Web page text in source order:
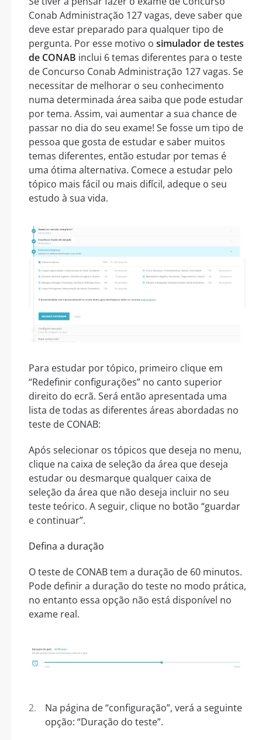
Conab Administração 127 vagas, deve saber que
deve estar preparado para qualquer tipo de
pergunta. Por esse motivo o simulador de testes
de CONAB inclui 6 temas diferentes para o teste
de Concurso Conab Administração 127 vagas. Se
necessitar de melhorar o seu conhecimento
numa determinada área saiba que pode estudar
por tema. Assim, vai aumentar a sua chance de
passar no dia do seu exame! Se fosse um tipo de
pessoa que gosta de estudar e saber muitos
temas diferentes, então estudar por temas é
uma ótima alternativa. Comece a estudar pelo
tópico mais fácil ou mais difícil, adeque o seu
estudo à sua vida.
Para estudar por tópico, primeiro clique em
“Redefinir configurações” no canto superior
direito do ecrã. Será então apresentada uma
lista de todas as diferentes áreas abordadas no
teste de CONAB:
Após selecionar os tópicos que deseja no menu,
clique na caixa de seleção da área que deseja
estudar ou desmarque qualquer caixa de
seleção da área que não deseja incluir no seu
teste teórico. A seguir, clique no botão “guardar
e continuar”.
Defina a duração
O teste de CONAB tem a duração de 60 minutos.
Pode definir a duração do teste no modo prática,
no entanto essa opção não está disponível no
exame real.
Na página de “configuração”, verá a seguinte
opção: “Duração do teste”.